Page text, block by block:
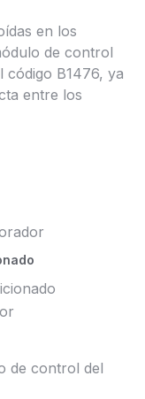
en los
de control
B1476, ya
entre los
de control del